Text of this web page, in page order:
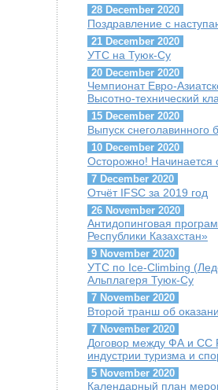
28 December 2020
Поздравление с
21 December 2020
УТС на Туюк-Су
20 December 2020
Чемпионат Евро-
Высотно-технический
15 December 2020
Выпуск снеголавинного
10 December 2020
Осторожно! Начинается
7 December 2020
Отчёт IFSC за 2019 год
26 November 2020
Антидопинговая
Республики Казахстан»
9 November 2020
УТС по Ice-Climbing
Альплагеря Туюк-Су
7 November 2020
Второй транш об
7 November 2020
Договор между ФА и СС
индустрии туризма и
5 November 2020
Календарный план